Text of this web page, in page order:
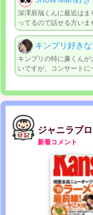
深澤辰哉くんに最近は
ってるので話せる方いま
キンプリ好き
キンプリの特に廉くんが
いですが、コンサート
ジャニラブ
新着コメント